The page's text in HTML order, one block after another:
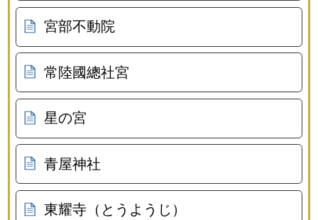
宮部不動院
常陸國總社宮
星の宮
青屋神社
東耀寺（とうようじ）